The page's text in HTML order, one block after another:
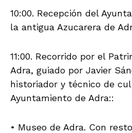
10:00. Recepción del
la antigua Azucarera de
11:00. Recorrido por el
Adra, guiado por Javier
historiador y técnico de
Ayuntamiento de Adra::
• Museo de Adra. Con